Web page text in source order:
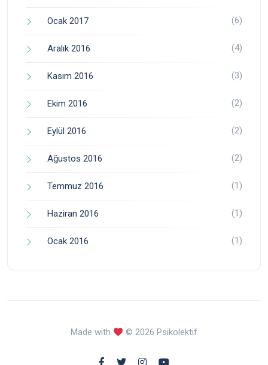
Ocak 2017 (6)
Aralık 2016 (4)
Kasım 2016 (3)
Ekim 2016 (2)
Eylül 2016 (2)
Ağustos 2016 (2)
Temmuz 2016 (1)
Haziran 2016 (1)
Ocak 2016 (1)
Made with © 2026 Psikolektif